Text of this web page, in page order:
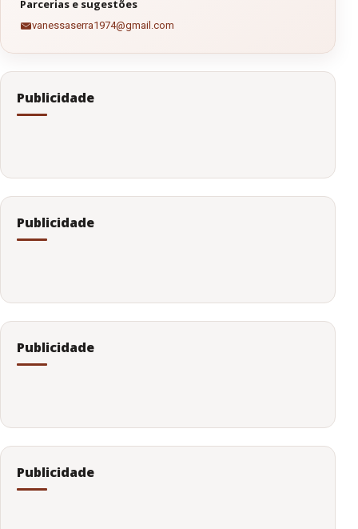
Parcerias e sugestões
vanessaserra1974@gmail.com
Publicidade
Publicidade
Publicidade
Publicidade